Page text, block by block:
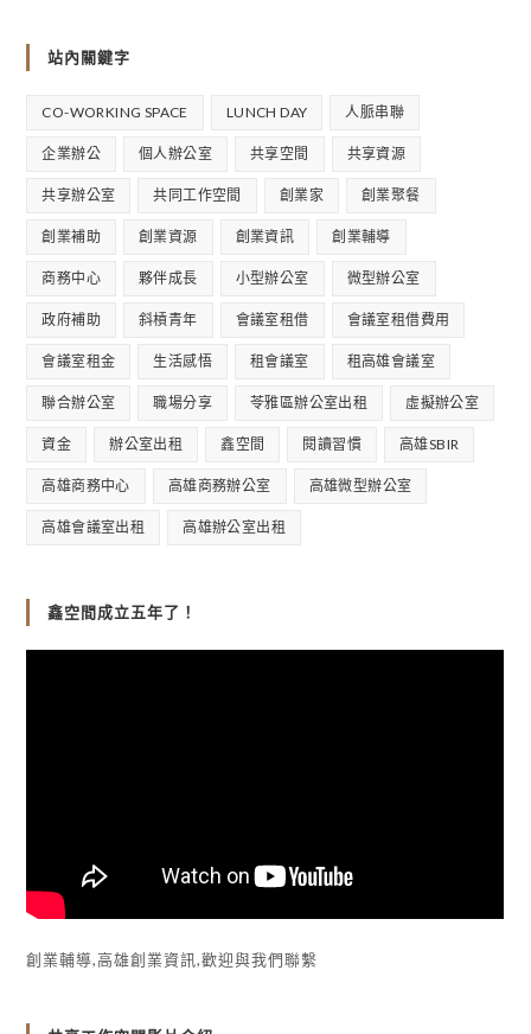
站內關鍵字
CO-WORKING SPACE LUNCH DAY 人脈串聯
企業辦公 個人辦公室 共享空間 共享資源
共享辦公室 共同工作空間 創業家 創業聚餐
創業補助 創業資源 創業資訊 創業輔導
商務中心 夥伴成長 小型辦公室 微型辦公室
政府補助 斜槓青年 會議室租借 會議室租借費用
會議室租金 生活感悟 租會議室 租高雄會議室
聯合辦公室 職場分享 苓雅區辦公室出租 虛擬辦公室
資金 辦公室出租 鑫空間 閱讀習慣 高雄SBIR
高雄商務中心 高雄商務辦公室 高雄微型辦公室
高雄會議室出租 高雄辦公室出租
鑫空間成立五年了！
創業輔導,高雄創業資訊,歡迎與我們聯繫